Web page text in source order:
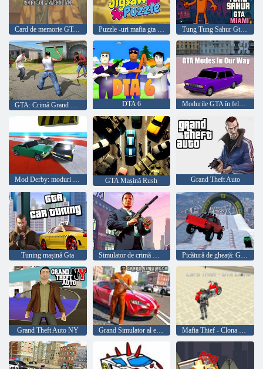
Card de memorie GTA Man și joc de potrivire Puzzle -uri mafia gta jigsaw Tung Tung Sahur Gta Miami
DTA 6 Modurile GTA în felul nostru
Mod Derby: moduri GTA GTA Mașină Rush Grand Theft Auto
Tuning mașină Gta Simulator de crimă GTA Picătură de gheață: GTA 5 Online
Grand Theft Auto NY Grand Simulator al eroului gangster